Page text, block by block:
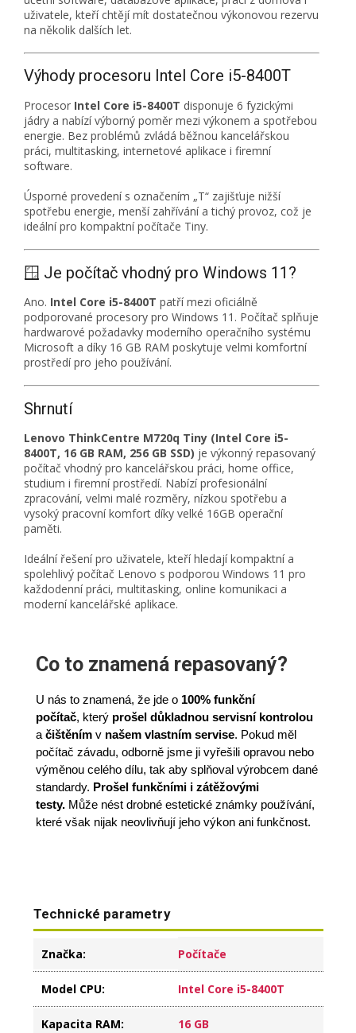
uživatele, kteří chtějí mít dostatečnou výkonovou rezervu
na několik dalších let.
Výhody procesoru Intel Core i5-8400T
Procesor Intel Core i5-8400T disponuje 6 fyzickými
jádry a nabízí výborný poměr mezi výkonem a spotřebou
energie. Bez problémů zvládá běžnou kancelářskou
práci, multitasking, internetové aplikace i firemní
software.
Úsporné provedení s označením „T“ zajišťuje nižší
spotřebu energie, menší zahřívání a tichý provoz, což je
ideální pro kompaktní počítače Tiny.
🪟 Je počítač vhodný pro Windows 11?
Ano. Intel Core i5-8400T patří mezi oficiálně
podporované procesory pro Windows 11. Počítač splňuje
hardwarové požadavky moderního operačního systému
Microsoft a díky 16 GB RAM poskytuje velmi komfortní
prostředí pro jeho používání.
Shrnutí
Lenovo ThinkCentre M720q Tiny (Intel Core i5-
8400T, 16 GB RAM, 256 GB SSD) je výkonný repasovaný
počítač vhodný pro kancelářskou práci, home office,
studium i firemní prostředí. Nabízí profesionální
zpracování, velmi malé rozměry, nízkou spotřebu a
vysoký pracovní komfort díky velké 16GB operační
paměti.
Ideální řešení pro uživatele, kteří hledají kompaktní a
spolehlivý počítač Lenovo s podporou Windows 11 pro
každodenní práci, multitasking, online komunikaci a
moderní kancelářské aplikace.
Co to znamená repasovaný?
U nás to znamená, že jde o 100% funkční
počítač, který prošel důkladnou servisní kontrolou
ačištěním v našem vlastním servise. Pokud měl
počítač závadu, odborně jsme ji vyřešili opravou nebo
výměnou celého dílu, tak aby splňoval výrobcem dané
standardy. Prošel funkčními i zátěžovými
testy. Může nést drobné estetické známky používání,
které však nijak neovlivňují jeho výkon ani funkčnost.
Technické parametry
Značka: Počítače
Model CPU: Intel Core i5-8400T
Kapacita RAM: 16 GB